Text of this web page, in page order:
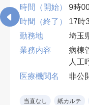
時間（開始）
9時
時間（終了）
17時
勤務地
埼玉
業務内容
病棟
人工
胃ろ
早番
医療機関名 非公
当直なし 紙カルテ